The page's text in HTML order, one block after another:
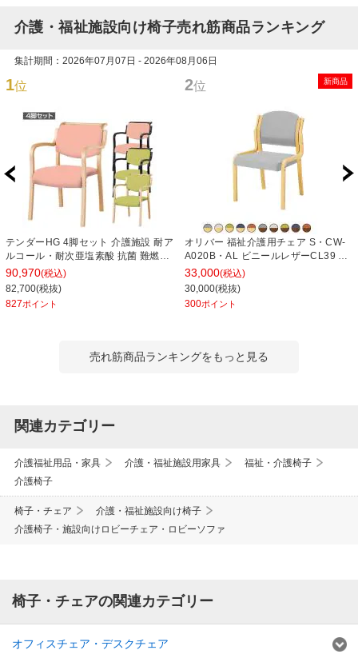
介護・福祉施設向け椅子売れ筋商品ランキング
集計期間：2026年07月07日 - 2026年08月06日
1位
テンダーHG 4脚セット 介護施設 耐ア
ルコール・耐次亜塩素酸 抗菌 難燃レ
ザー スタッキング可 幅500×奥行
630×座面高420mm
90,970(税込)
82,700(税抜)
827ポイント
2位 新商品
オリバー 福祉介護用チェア S・CW-
A020B・AL ビニールレザーCL39 ス
タッキング 抗菌 耐アルコール 耐次亜
塩素酸 日本製 幅500×奥行550×高さ
750mm
33,000(税込)
30,000(税抜)
300ポイント
売れ筋商品ランキングをもっと見る
関連カテゴリー
介護福祉用品・家具 介護・福祉施設用家具
福祉・介護椅子
介護椅子
椅子・チェア
介護・福祉施設向け椅子
介護椅子・施設向けロビーチェア・ロビーソファ
椅子・チェアの関連カテゴリー
オフィスチェア・デスクチェア